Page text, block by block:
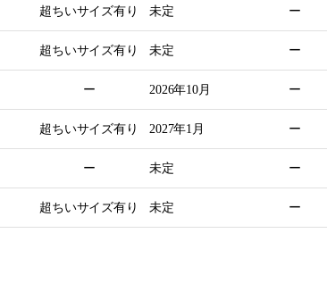
超ちいサイズ有り 未定 ー
超ちいサイズ有り 未定 ー
ー 2026年10月 ー
超ちいサイズ有り 2027年1月 ー
ー 未定 ー
超ちいサイズ有り 未定 ー